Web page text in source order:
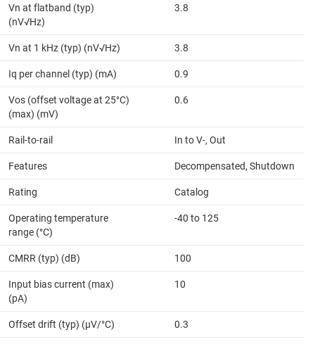
Vn at flatband (typ)
(nV√Hz)
3.8
Vn at 1 kHz (typ) (nV√Hz) 3.8
Iq per channel (typ) (mA) 0.9
Vos (offset voltage at 25°C)
(max) (mV)
0.6
Rail-to-rail In to V-, Out
Features Decompensated, Shutdown
Rating Catalog
Operating temperature
range (°C)
-40 to 125
CMRR (typ) (dB) 100
Input bias current (max)
(pA)
10
Offset drift (typ) (µV/°C) 0.3